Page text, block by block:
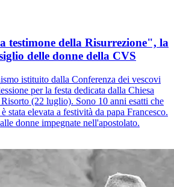
testimone della Risurrezione", la
delle donne della CVS
istituito dalla Conferenza dei vescovi
per la festa dedicata dalla Chiesa
(22 luglio). Sono 10 anni esatti che
stata elevata a festività da papa Francesco.
donne impegnate nell'apostolato.